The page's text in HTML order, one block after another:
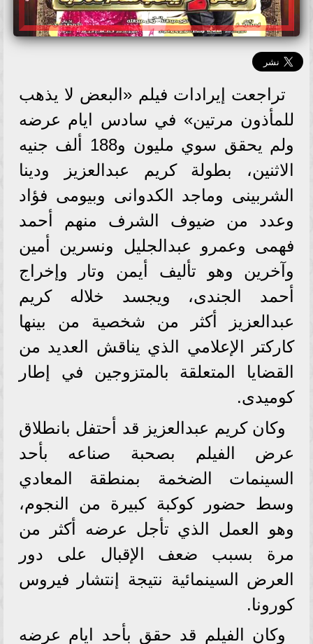
تراجعت إيرادات فيلم «البعض لا يذهب
للمأذون مرتين» في سادس ايام عرضه
ولم يحقق سوي مليون و188 ألف جنيه
الاثنين، بطولة كريم عبدالعزيز ودينا
الشربينى وماجد الكدوانى وبيومى فؤاد
وعدد من ضيوف الشرف منهم أحمد
فهمى وعمرو عبدالجليل ونسرين أمين
وآخرين وهو تأليف أيمن وتار وإخراج
أحمد الجندى، ويجسد خلاله كريم
عبدالعزيز أكثر من شخصية من بينها
كاركتر الإعلامي الذي يناقش العديد من
القضايا المتعلقة بالمتزوجين في إطار
كوميدى.
وكان كريم عبدالعزيز قد أحتفل بانطلاق
عرض الفيلم بصحبة صناعه بأحد
السينمات الضخمة بمنطقة المعادي
وسط حضور كوكبة كبيرة من النجوم،
وهو العمل الذي تأجل عرضه أكثر من
مرة بسبب ضعف الإقبال على دور
العرض السينمائية نتيجة إنتشار فيروس
كورونا.
وكان الفيلم قد حقق بأحد ايام عرضه